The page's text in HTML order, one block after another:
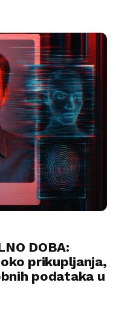
DOBA:
prikupljanja,
podataka u